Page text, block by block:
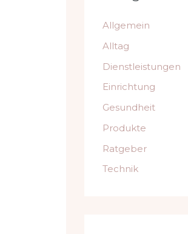
Allgemein
Alltag
Dienstleistungen
Einrichtung
Gesundheit
Produkte
Ratgeber
Technik